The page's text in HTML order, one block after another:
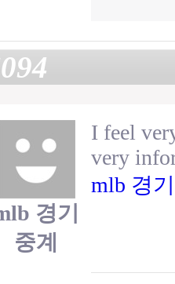
경기
중계
I feel
very
mlb 경